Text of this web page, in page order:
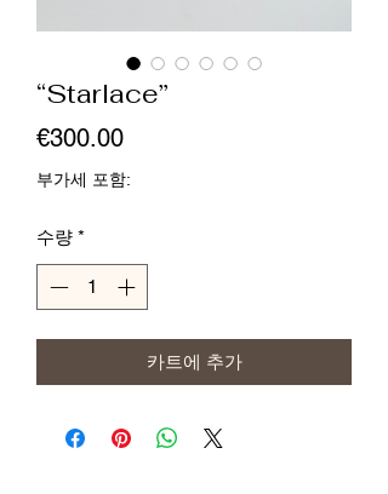
“Starlace”
€300.00가
격
부가세 포함:
수량 *
카트에 추가